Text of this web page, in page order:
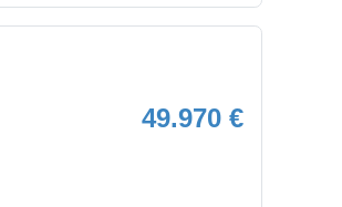
49.970 €